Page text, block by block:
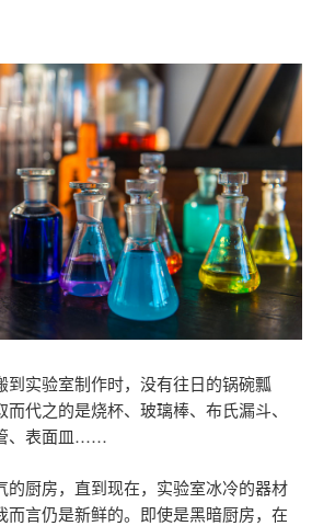
到实验室制作时，没有往日的锅碗瓢
代之的是烧杯、玻璃棒、布氏漏斗、
、表面皿……
的厨房，直到现在，实验室冰冷的器材
而言仍是新鲜的。即使是黑暗厨房，在